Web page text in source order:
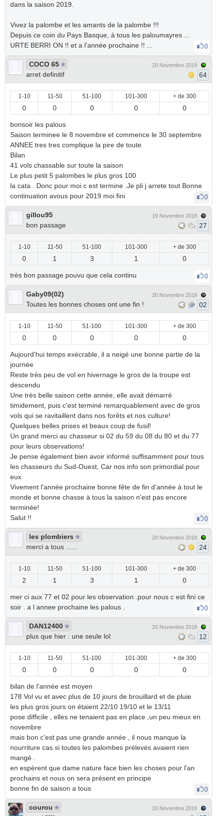
dans la saison 2019.
Vivez la palombe et les amants de la palombe !!!
Depuis ce coin du Pays Basque, à tous les paloumayres ...
URTE BERRI ON !! et a l'année prochaine !! ...
0
COCO 65
arret definitif
20 Novembre 2018
64
1-10 11-50 51-100 101-300 + de 300
0 0 0 0 0
bonsoir les palous
Saison terminee le 8 novembre et commence le 30 septembre
ANNEE tres tres complique la pire de toute
Bilan
41 vols chassable sur toute la saison
Le plus petit 5 palombes le plus gros 100
la cata . Donc pour moi c est termine .Je pli j arrete tout Bonne
continuation avous pour 2019 moi fini
0
gillou95
bon passage
19 Novembre 2018
27
1-10 11-50 51-100 101-300 + de 300
0 1 3 1 0
très bon passage pouvu que cela continu 0
Gaby09(02)
Toutes les bonnes choses ont une fin !
20 Novembre 2018
02
1-10 11-50 51-100 101-300 + de 300
0 0 0 0 0
Aujourd'hui temps exécrable, il a neigé une bonne partie de la
journée
Reste très peu de vol en hivernage le gros de la troupe est
descendu
Une très belle saison cette année, elle avait démarré
timidement, puis c'est terminé remarquablement avec de gros
vols qui se ravitaillent dans nos forêts et nos culture!
Quelques belles prises et beaux coup de fusil!
Un grand merci au chasseur si 02 du 59 du 08 du 80 et du 77
pour leurs observations!
Je pense également bien avoir informé suffisamment pour tous
les chasseurs du Sud-Ouest, Car nos info son primordial pour
eux
Vivement l'année prochaine bonne fête de fin d'année à tout le
monde et bonne chasse à tous la saison n'est pas encore
terminée!
Salut !!
0
les plombiers
merci a tous ......
20 Novembre 2018
24
1-10 11-50 51-100 101-300 + de 300
2 1 3 1 0
mer ci aux 77 et 02 pour les observation .pour nous c est fini ce
soir . a l annee prochaine les palous .
0
DAN12400
plus que hier : une seule lol
20 Novembre 2018
12
1-10 11-50 51-100 101-300 + de 300
0 0 0 0 0
bilan de l'année est moyen
178 Vol vu et avec plus de 10 jours de brouillard et de pluie
les plus gros jours on étaient 22/10 19/10 et le 13/11
pose difficile , elles ne tenaient pas en place ,un peu mieux en
novembre
mais bon c'est pas une grande année , il nous manque la
nourriture cas si toutes les palombes prélevés avaient rien
mangé .
en espèrent que dame nature face bien les choses pour l'an
prochains et nous on sera présent en principe
bonne fin de saison a tous
0
courou
20 Novembre 2018